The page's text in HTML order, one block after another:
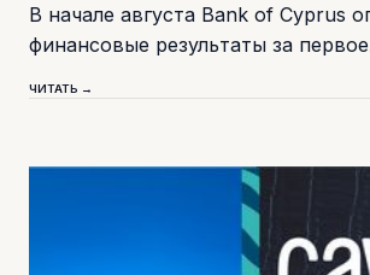
В начале августа Bank of Cyprus
финансовые результаты за
ЧИТАТЬ →